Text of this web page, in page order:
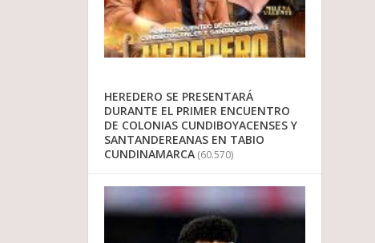
HEREDERO SE PRESENTARÁ
DURANTE EL PRIMER ENCUENTRO
DE COLONIAS CUNDIBOYACENSES Y
SANTANDEREANAS EN TABIO
CUNDINAMARCA (60.570)